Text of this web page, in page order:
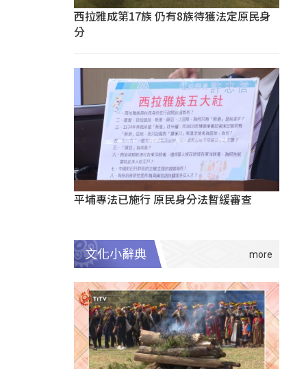
西拉雅成第17族 仍有8族待獲法定原民身
分
平埔專法已施行 原民身分法暫緩審查
文化小辭典